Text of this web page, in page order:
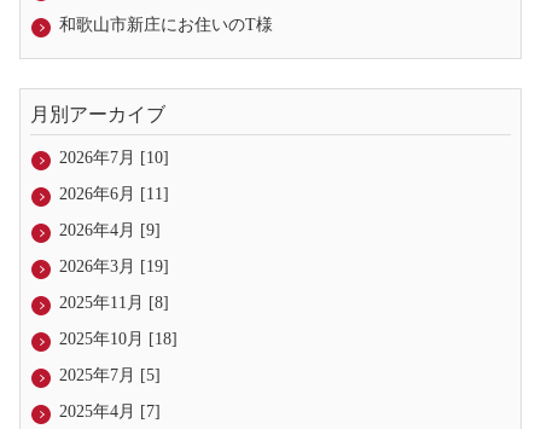
和歌山市新庄にお住いのT様
月別アーカイブ
2026年7月 [10]
2026年6月 [11]
2026年4月 [9]
2026年3月 [19]
2025年11月 [8]
2025年10月 [18]
2025年7月 [5]
2025年4月 [7]